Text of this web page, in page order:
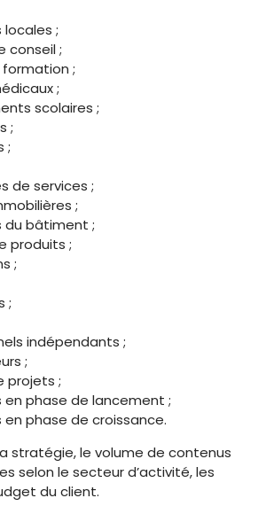
;
conseil ;
;
;
scolaires ;
;
;
de services ;
;
du bâtiment ;
produits ;
;
;
indépendants ;
;
projets ;
en phase de lancement ;
phase de croissance.
stratégie, le volume de contenus
selon le secteur d’activité, les
du client.